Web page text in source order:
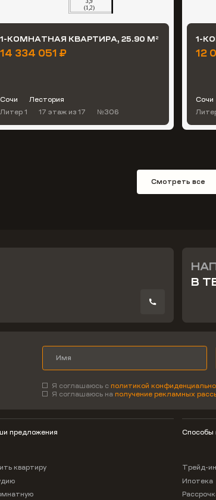
1-КОМНАТНАЯ КВАРТИРА, 25.90 М 2
14 334 051 ₽
Сочи
Лестория
Литер 1
17 этаж из 17 №306
1-
12
Сочи
Смотреть все
В
Я соглашаюсь сполитикой
Я соглашаюсь наполучение рекламных
предложения
квартиру
Способы
Трейд-ин
Ипотека